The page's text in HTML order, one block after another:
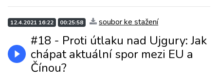
12.4.2021 16:22 00:25:58 soubor ke stažení
#18 - Proti útlaku nad Ujgury: Jak
chápat aktuální spor mezi EU a
Čínou?